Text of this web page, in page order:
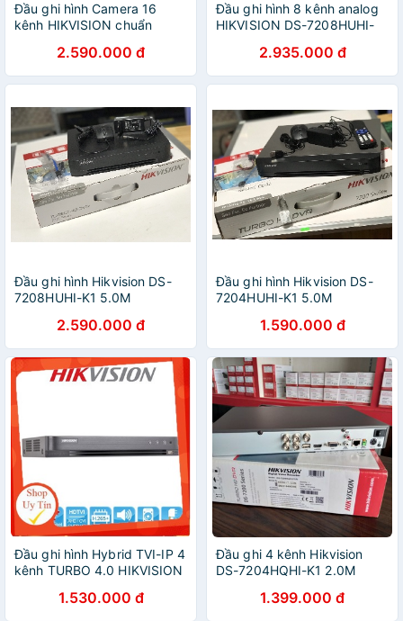
Đầu ghi hình Camera 16
kênh HIKVISION chuẩn
Hàng chính hãng
2.590.000 đ
Đầu ghi hình 8 kênh analog
HIKVISION DS-7208HUHI-
(chính hãng hikvision Việt
Nam)
2.935.000 đ
Đầu ghi hình Hikvision DS-
7208HUHI-K1 5.0M
2.590.000 đ
Đầu ghi hình Hikvision DS-
7204HUHI-K1 5.0M
1.590.000 đ
Đầu ghi hình Hybrid TVI-IP 4
kênh TURBO 4.0 HIKVISION
Hàng chính hãngHàng chính
1.530.000 đ
Đầu ghi 4 kênh Hikvision
DS-7204HQHI-K1 2.0M
1.399.000 đ